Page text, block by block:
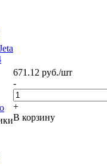
671.12 руб./шт
-
+
В корзину